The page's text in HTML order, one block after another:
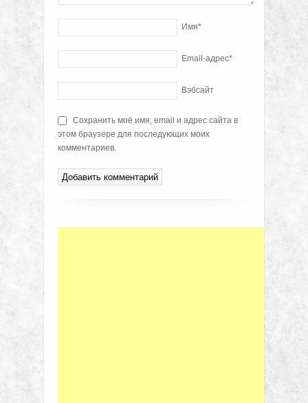
Имя*
Email-адрес*
Вэбсайт
Сохранить моё имя, email и адрес сайта в
этом браузере для последующих моих
комментариев.